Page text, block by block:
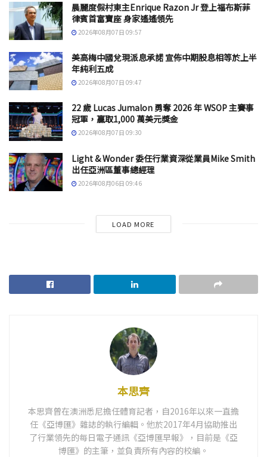
晨麗度假村東主Enrique Razon Jr 登上福布斯菲
律賓首富寶座 身家遙遙領先
2026年08月07日 09:57
美高梅中國兌現派息承諾 宣佈中期股息相等於上半
年純利五成
2026年08月07日 09:47
22 歲 Lucas Jumalon 勇奪 2026 年 WSOP 主賽事
冠軍，贏取1,000 萬美元獎金
2026年08月07日 09:30
Light & Wonder 委任行業資深從業員Mike Smith
出任亞洲區董事總經理
2026年08月06日 09:46
LOAD MORE
本思齊
本思齊曾在澳洲悉尼擔任體育記者，自2016年以來一直擔
任《亞博匯》雜誌的執行編輯。他於2017年4月協助推出
了行業領先的每日電子通訊《亞博匯早報》，目前是《亞
博匯》的主筆，並負責所有內容的校編。